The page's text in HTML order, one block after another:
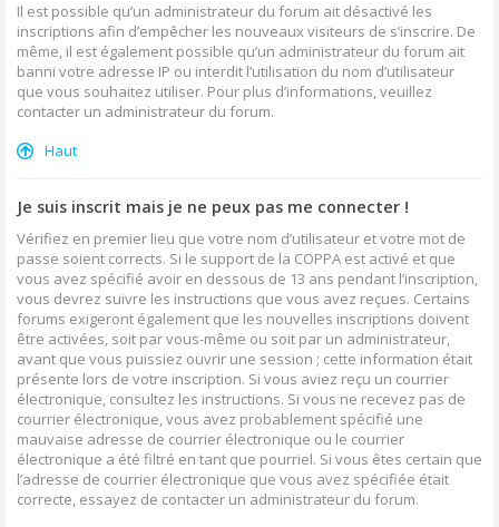
Il est possible qu’un administrateur du forum ait désactivé les
inscriptions afin d’empêcher les nouveaux visiteurs de s’inscrire. De
même, il est également possible qu’un administrateur du forum ait
banni votre adresse IP ou interdit l’utilisation du nom d’utilisateur
que vous souhaitez utiliser. Pour plus d’informations, veuillez
contacter un administrateur du forum.
Haut
Je suis inscrit mais je ne peux pas me connecter !
Vérifiez en premier lieu que votre nom d’utilisateur et votre mot de
passe soient corrects. Si le support de la COPPA est activé et que
vous avez spécifié avoir en dessous de 13 ans pendant l’inscription,
vous devrez suivre les instructions que vous avez reçues. Certains
forums exigeront également que les nouvelles inscriptions doivent
être activées, soit par vous-même ou soit par un administrateur,
avant que vous puissiez ouvrir une session ; cette information était
présente lors de votre inscription. Si vous aviez reçu un courrier
électronique, consultez les instructions. Si vous ne recevez pas de
courrier électronique, vous avez probablement spécifié une
mauvaise adresse de courrier électronique ou le courrier
électronique a été filtré en tant que pourriel. Si vous êtes certain que
l’adresse de courrier électronique que vous avez spécifiée était
correcte, essayez de contacter un administrateur du forum.